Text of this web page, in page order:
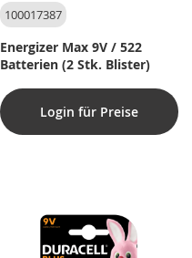
100017387
Energizer Max 9V / 522
Batterien (2 Stk. Blister)
Login für Preise